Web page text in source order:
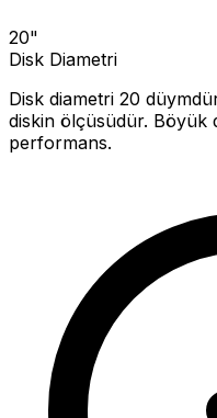
20"
Disk Diametri
Disk diametri 20
diskin ölçüsüdür. Böyük
performans.